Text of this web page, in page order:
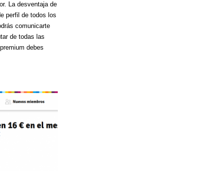
La desventaja de
perfil de todos los
comunicarte
de todas las
debes